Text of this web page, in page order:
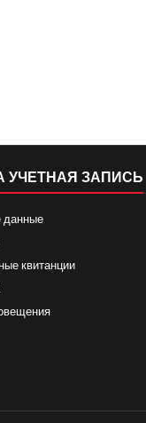
УЧЕТНАЯ ЗАПИСЬ
квитанции